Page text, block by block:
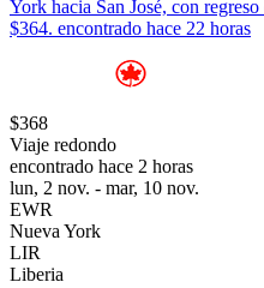
York hacia San José, con
$364. encontrado hace 22 horas
$368
Viaje redondo
encontrado hace 2 horas
lun, 2 nov. - mar, 10 nov.
EWR
Nueva York
LIR
Liberia